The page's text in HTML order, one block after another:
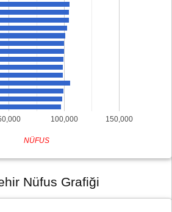
100,000 150,000
NÜFUS
Nüfus Grafiği